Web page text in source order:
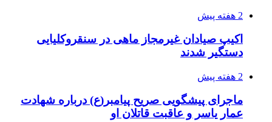
2 هفته پیش
اکیپ صیادان غیرمجاز ماهی در سنقروکلیایی
دستگیر شدند
2 هفته پیش
ماجرای پیشگویی صریح پیامبر(ع) درباره شهادت
عمار یاسر و عاقبت قاتلان او